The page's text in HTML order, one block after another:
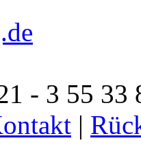
- 3 55 33
|